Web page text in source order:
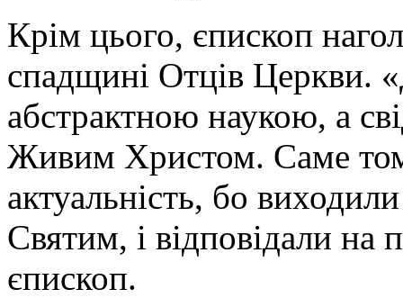
Крім цього, єпископ
спадщині Отців Церкви.
абстрактною наукою, а
Живим Христом. Саме
актуальність, бо
Святим, і відповідали на
єпископ.